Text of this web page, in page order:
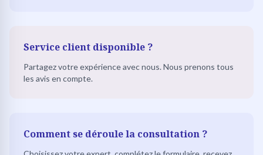
Service client disponible ?
Partagez votre expérience avec nous. Nous prenons tous
les avis en compte.
Comment se déroule la consultation ?